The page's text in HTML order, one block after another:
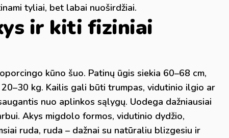
tyliai, bet labai nuoširdžiai.
ir kiti fiziniai
kūno šuo. Patinų ūgis siekia 60–68 cm,
kg. Kailis gali būti trumpas, vidutinio ilgio ar
nuo aplinkos sąlygų. Uodega dažniausiai
Akys migdolo formos, vidutinio dydžio,
ruda, ruda – dažnai su natūraliu blizgesiu ir